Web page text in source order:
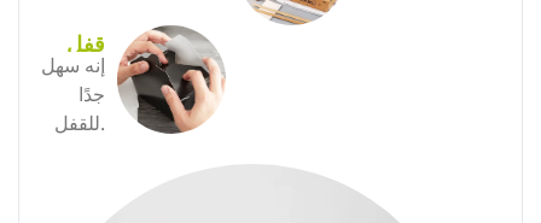
قفل
سهل
إنه سهل
جدًا
للقفل.